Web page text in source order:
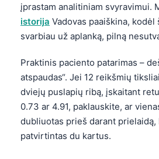
įprastam analitiniam svyravimui.
istorija Vadovas paaiškina,
svarbiau už aplanką, pilną
Praktinis paciento patarimas –
atspaudas“. Jei 12 reikšmių
dviejų puslapių ribą, įskaitant
0.73 ar 4.91, paklauskite, ar
dubliuotas prieš darant prielaidą,
patvirtintas du kartus.
Монгол
ພາສາລາວ
Basa Jawa
Cebuano
Кыргызча
Татар теле